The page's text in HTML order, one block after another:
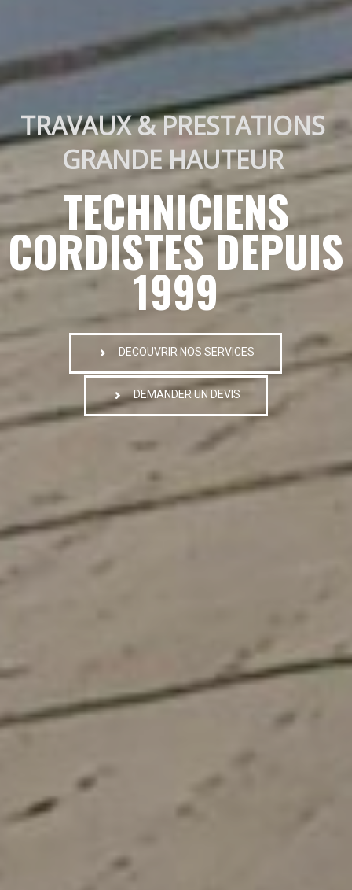
TRAVAUX & PRESTATIONS
GRANDE HAUTEUR
TECHNICIENS
CORDISTES DEPUIS
1999
DECOUVRIR NOS SERVICES
DEMANDER UN DEVIS